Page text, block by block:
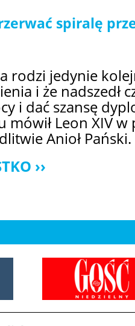
spiralę
rodzi jedynie
i że nadszedł
i dać szansę
mówił Leon XIV w
Anioł Pański.